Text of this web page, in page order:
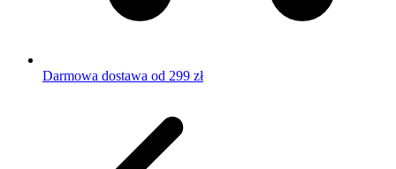
Darmowa dostawa od 299 zł